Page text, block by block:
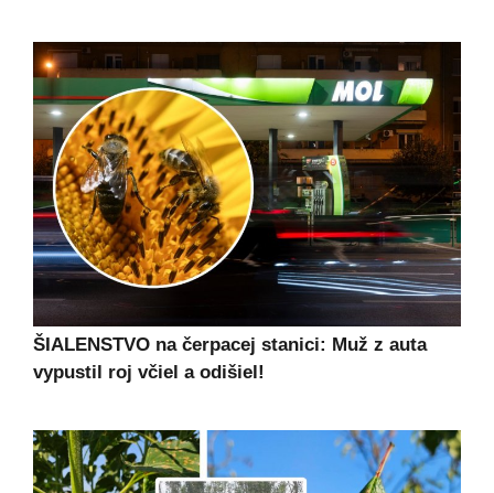
ŠIALENSTVO na čerpacej stanici: Muž z auta
vypustil roj včiel a odišiel!